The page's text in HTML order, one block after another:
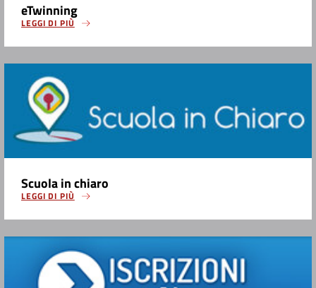
eTwinning
LEGGI DI PIÙ
Scuola in chiaro
LEGGI DI PIÙ